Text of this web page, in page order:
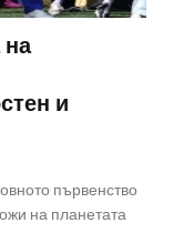
и
първенство
на планетата